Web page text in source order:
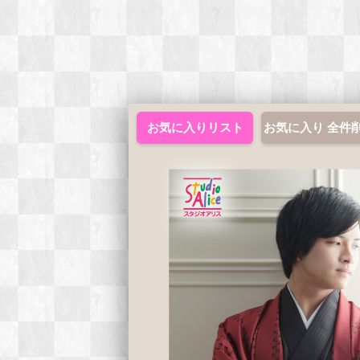
お気に入りリスト お気に入り 全件